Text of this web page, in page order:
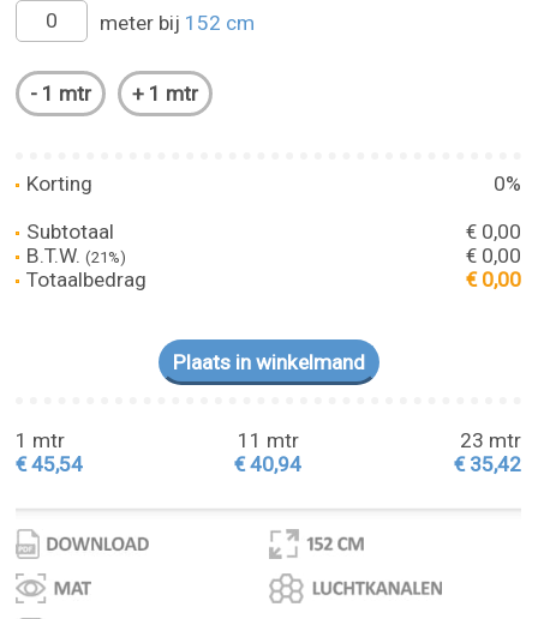
meter bij 152 cm
Korting
0%
Subtotaal
€ 0,00
B.T.W.(21%)
€ 0,00
Totaalbedrag
€ 0,00
1 mtr
€ 45,54
11 mtr
€ 40,94
23 mtr
€ 35,42